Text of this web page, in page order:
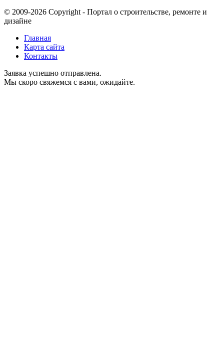
© 2009-2026 Copyright - Портал о строительстве, ремонте и
дизайне
Главная
Карта сайта
Контакты
Заявка успешно отправлена.
Мы скоро свяжемся с вами, ожидайте.